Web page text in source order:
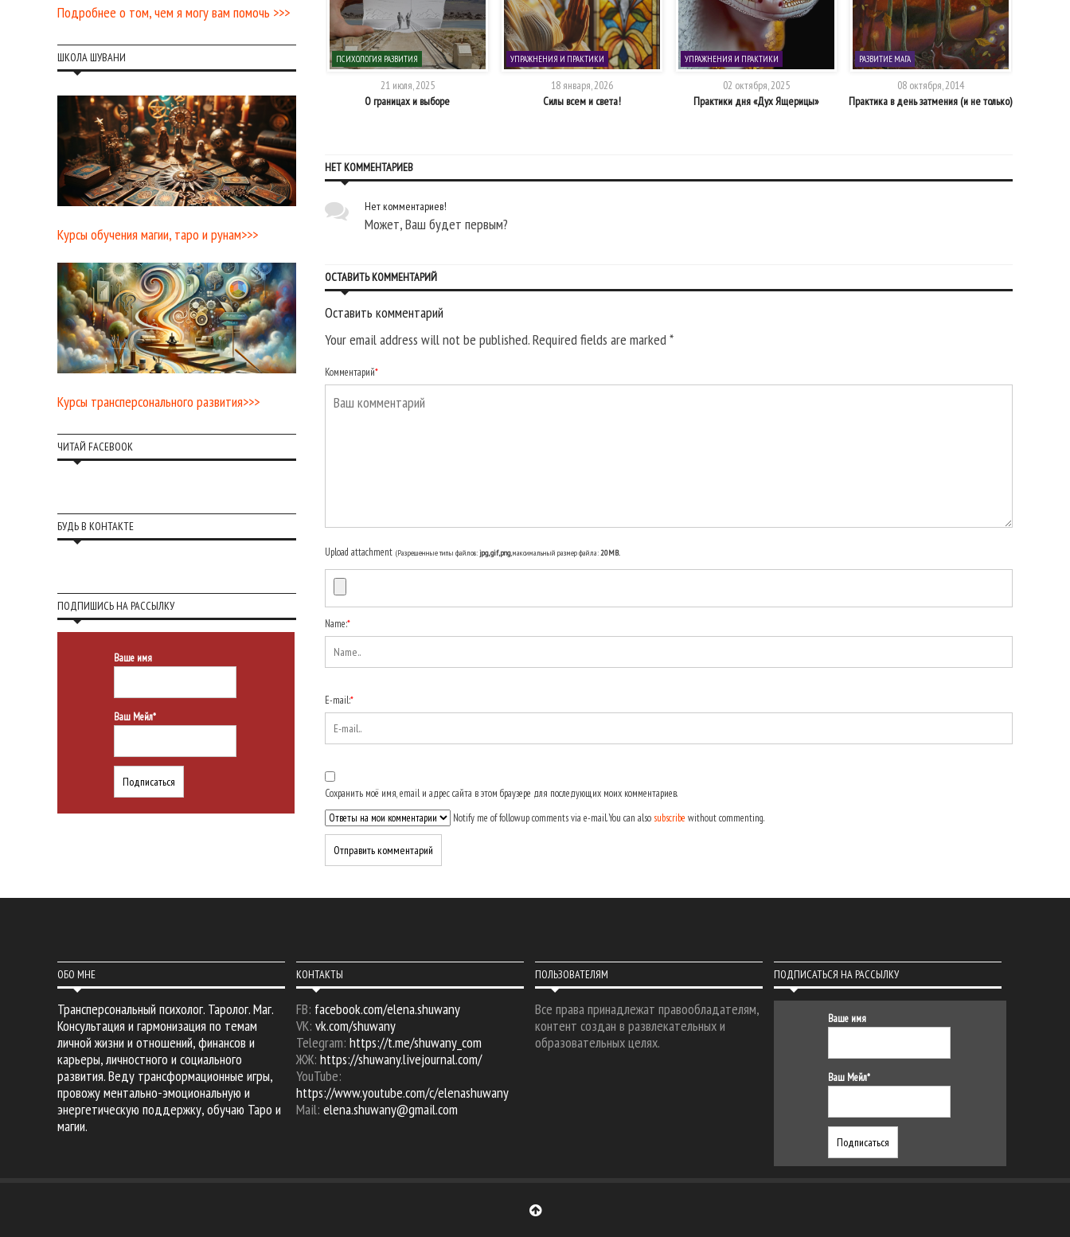
Упражнение «Очищение
энергетического поля»
Практика «Мантра-оберег»
ПСИХОЛОГИЯ РАЗВИТИЯ
21 июля, 2025
О границах и выборе
УПРАЖНЕНИЯ И ПРАКТИКИ
18 января, 2026
Силы всем и света!
УПРАЖНЕНИЯ И ПРАКТИКИ
02 октября, 2025
Практики дня «Дух Ящерицы»
РАЗВИТИЕ МАГА
08 октября, 2014
Практика в день затмения (и не только)
НЕТ КОММЕНТАРИЕВ
Нет комментариев!
Может, Ваш будет первым?
ОСТАВИТЬ КОММЕНТАРИЙ
Оставить комментарий
Your email address will not be published. Required fields are marked*
Комментарий*
Upload attachment (Разрешенные типы файлов:jpg, gif, png, максимальный размер файла:20MB.
Name:*
E-mail:*
Сохранить моё имя, email и адрес сайта в этом браузере для последующих моих комментариев.
Notify me of followup comments via e-mail. You can also subscribe without commenting.
Подробнее о том, чем я могу вам помочь >>>
ШКОЛА ШУВАНИ
Курсы обучения магии, таро и рунам>>>
Курсы трансперсонального развития>>>
ЧИТАЙ FACEBOOK
БУДЬ В КОНТАКТЕ
ПОДПИШИСЬ НА РАССЫЛКУ
Ваше имя
Ваш Мейл*
ОБО МНЕ
Трансперсональный психолог. Таролог. Маг.
Консультация и гармонизация по темам
личной жизни и отношений, финансов и
карьеры, личностного и социального
развития. Веду трансформационные игры,
провожу ментально-эмоциональную и
энергетическую поддержку, обучаю Таро и
магии.
КОНТАКТЫ
FB: facebook.com/elena.shuwany
VK: vk.com/shuwany
Telegram: https://t.me/shuwany_com
ЖЖ: https://shuwany.livejournal.com/
YouTube:
https://www.youtube.com/c/elenashuwany
Mail: elena.shuwany@gmail.com
ПОЛЬЗОВАТЕЛЯМ
Все права принадлежат правообладателям,
контент создан в развлекательных и
образовательных целях.
ПОДПИСАТЬСЯ НА РАССЫЛКУ
Ваше имя
Ваш Мейл*